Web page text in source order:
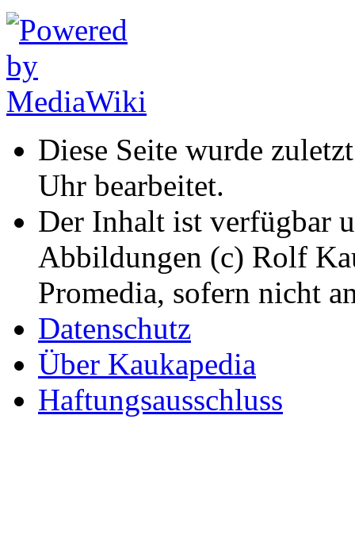
Diese Seite wurde
Uhr bearbeitet.
Der Inhalt ist verfügbar
Abbildungen (c) Rolf
Promedia, sofern nicht
Datenschutz
Über Kaukapedia
Haftungsausschluss